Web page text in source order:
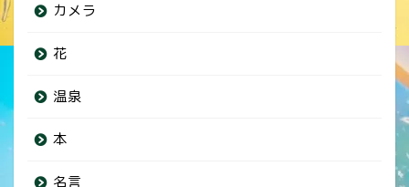
カメラ
花
温泉
本
名言